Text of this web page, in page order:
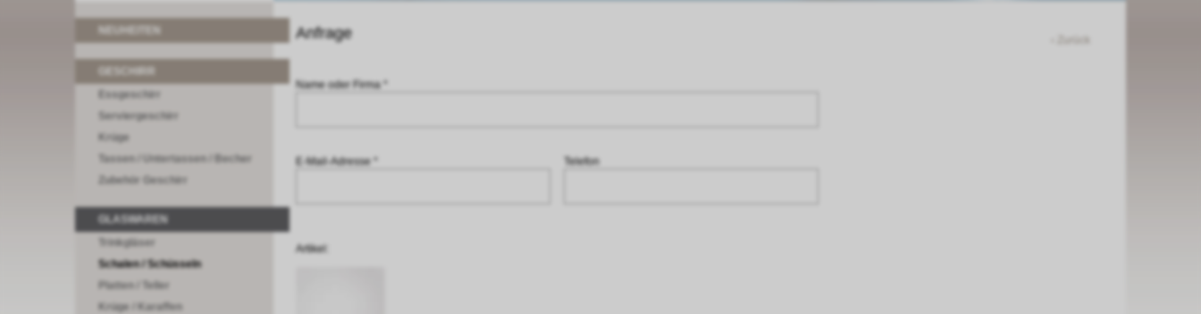
Essgeschirr
Serviergeschirr
Krüge
Tassen / Untertassen / Becher
Zubehör Geschirr
GLASWAREN
Trinkgläser
Schalen / Schüsseln
Platten / Teller
Krüge / Karaffen
Anfrage
Name oder Firma *
E-Mail-Adresse * Telefon
Artikel: